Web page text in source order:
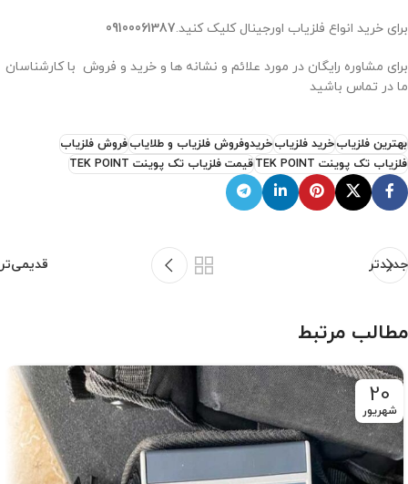
برای خرید انواع فلزیاب اورجینال کلیک کنید.09100061387
برای مشاوره رایگان در مورد علائم و نشانه ها و خرید و فروش با کارشناسان
ما در تماس باشید
بهترین فلزیابخرید فلزیابخریدوفروش فلزیاب و طلایابفروش فلزیاب
فلزیاب تک پوینت TEK POINT
قیمت فلزیاب تک پوینت TEK POINT
جدیدتر قدیمی‌تر
مطالب مرتبط
20
شهریور